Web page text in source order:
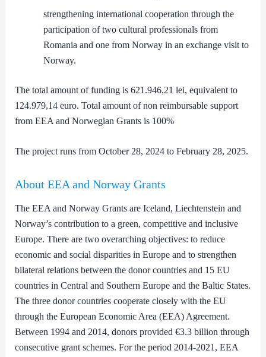
strengthening international cooperation through the
participation of two cultural professionals from
Romania and one from Norway in an exchange visit to
Norway.
The total amount of funding is 621.946,21 lei, equivalent to
124.979,14 euro. Total amount of non reimbursable support
from EEA and Norwegian Grants is 100%
The project runs from October 28, 2024 to February 28, 2025.
About EEA and Norway Grants
The EEA and Norway Grants are Iceland, Liechtenstein and
Norway’s contribution to a green, competitive and inclusive
Europe. There are two overarching objectives: to reduce
economic and social disparities in Europe and to strengthen
bilateral relations between the donor countries and 15 EU
countries in Central and Southern Europe and the Baltic States.
The three donor countries cooperate closely with the EU
through the European Economic Area (EEA) Agreement.
Between 1994 and 2014, donors provided €3.3 billion through
consecutive grant schemes. For the period 2014-2021, EEA